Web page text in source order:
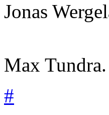
Jonas
Max
#